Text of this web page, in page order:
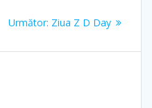
Următor: Articolul
Ziua Z D Day